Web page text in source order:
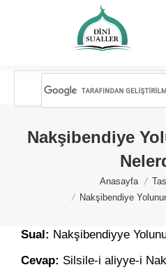
Nakşibendiye
Anasayfa
Nakşibendiye
Sual: Nakşibendiyye
Cevap: Silsile-i aliyye-i